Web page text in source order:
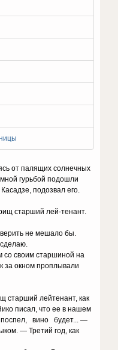
от палящих солнечных
гурьбой подошли
подозвал его.
старший лей-тенант.
не мешало бы.
со своим старшиной на
за окном проплывали
старший лейтенант, как
писал, что ее в нашем
поспел, вино будет... —
— Третий год, как